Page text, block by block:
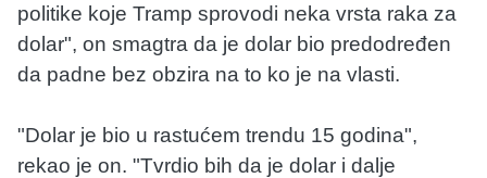
politike koje Tramp sprovodi neka vrsta raka za
dolar", on smagtra da je dolar bio predodređen
da padne bez obzira na to ko je na vlasti.
"Dolar je bio u rastućem trendu 15 godina",
rekao je on. "Tvrdio bih da je dolar i dalje